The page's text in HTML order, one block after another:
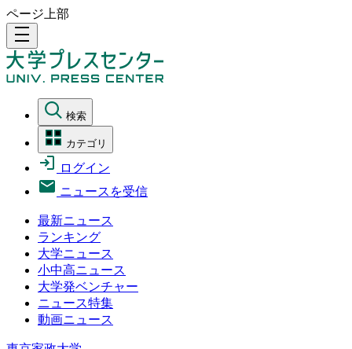
ページ上部
density_medium
検索
カテゴリ
ログイン
ニュースを受信
最新ニュース
ランキング
大学ニュース
小中高ニュース
大学発ベンチャー
ニュース特集
動画ニュース